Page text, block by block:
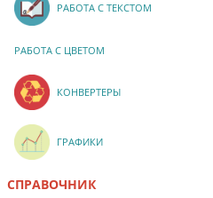
РАБОТА С ТЕКСТОМ
РАБОТА С ЦВЕТОМ
КОНВЕРТЕРЫ
ГРАФИКИ
СПРАВОЧНИК